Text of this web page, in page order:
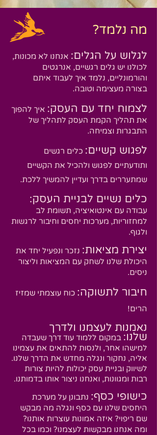
מה נלמד?
לגלוש על הגלים: אנחנו לא מכונות,
לכולנו יש גלים רגשיים, אנרגטים
והורמונליים, נלמד איך לעבוד איתם
בצורה מעצימה וטובה.
לצמוח יחד עם העסק: איך להפוך
את תהליך הקמת העסק לתהליך של
התבגרות וצמיחה.
לפגוש קשיים: כלים רגשים
ותודעתיים לפגוש ולהכיל את הקשיים
שמתעררים בדרך ועדיין להמשיך ללכת.
כלים נשיים לבניית העסק:
עבודה עם אינטואיציה, תשומת לב
למחזוריות, מערכות יחסים וחיבור לרגשות
ולגוף.
יצירת מציאות: נזכר ונפעיל יחד את
היכולת שלנו לשחק עם המציאות וליצור
ניסים.
חיבור לתשוקה: כוח עוצמתי שמזיז
הרים!
נאמנות לעצמנו ולדרך
שלנו: במקום ללמוד עוד דרך שעבדה
למישהו אחר, ולנסות להתאים את עצמינו
אליה, נחקור ונגלה מחדש את הדרך שלנו.
לשיווק ובניית עסק יכולות להיות צורות
רבות ומגוונות, ואנחנו ניצור אותו בדמותנו.
כישופי כסף: נתבונן על מערכת
היחסים שלנו עם כסף ונגלה מה מבקש
שם ריפוי? איזה אמונות עוצרות אותנו?
ומה אנחנו מבקשות לעצמנו? וכמו בכל